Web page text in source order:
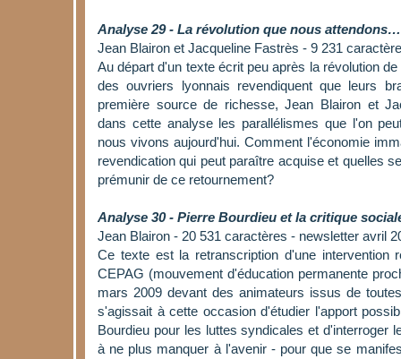
Analyse 29 - La révolution que nous attendons…
Jean Blairon et Jacqueline Fastrès - 9 231
Au départ d'un texte écrit peu après la révolution
des ouvriers lyonnais revendiquent que leurs
première source de richesse, Jean Blairon et
dans cette analyse les parallélismes que l'on
nous vivons aujourd'hui. Comment l'économie
revendication qui peut paraître acquise et quelles
prémunir de ce retournement?
Analyse 30 - Pierre Bourdieu et la critique
Jean Blairon - 20 531 caractères - newsletter avril
Ce texte est la retranscription d'une intervention
CEPAG (mouvement d'éducation permanente
mars 2009 devant des animateurs issus de
s'agissait à cette occasion d'étudier l'apport
Bourdieu pour les luttes syndicales et d'interroger
à ne plus manquer à l'avenir - pour que se